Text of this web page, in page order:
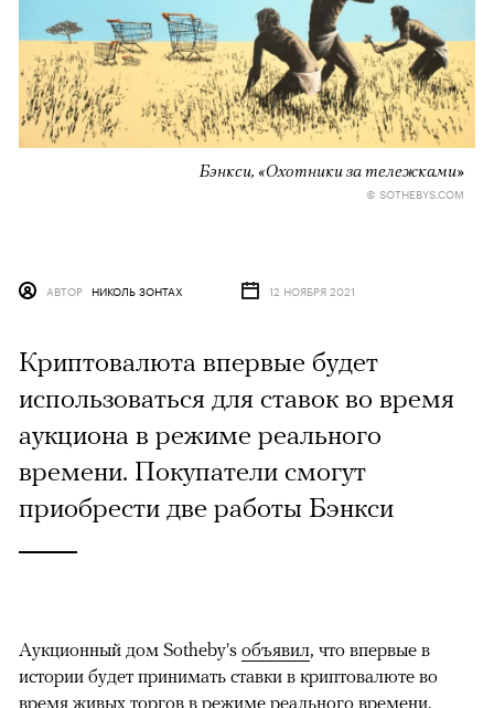
Бэнкси, «Охотники за тележками»
© SOTHEBYS.COM
АВТОР НИКОЛЬ ЗОНТАХ 12 НОЯБРЯ 2021
Криптовалюта впервые будет
использоваться для ставок во время
аукциона в режиме реального
времени. Покупатели смогут
приобрести две работы Бэнкси
Аукционный дом Sotheby's объявил, что впервые в
истории будет принимать ставки в криптовалюте во
время живых торгов в режиме реального времени.